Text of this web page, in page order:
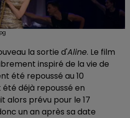
la sortie d'Aline. Le film
inspiré de la vie de
été repoussé au 10
été déjà repoussé en
alors prévu pour le 17
un an après sa date